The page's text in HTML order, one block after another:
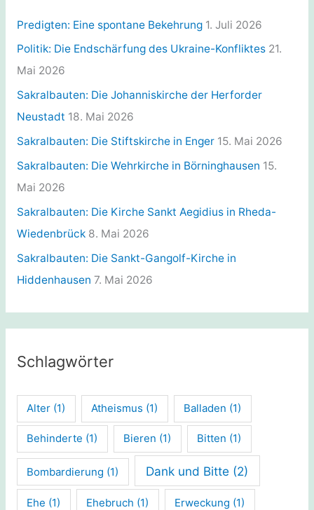
r
i
e
n
Predigten: Eine spontane Bekehrung 1. Juli 2026
Politik: Die Endschärfung des Ukraine-Konfliktes 21.
Mai 2026
Sakralbauten: Die Johanniskirche der Herforder
Neustadt 18. Mai 2026
Sakralbauten: Die Stiftskirche in Enger 15. Mai 2026
Sakralbauten: Die Wehrkirche in Börninghausen 15.
Mai 2026
Sakralbauten: Die Kirche Sankt Aegidius in Rheda-
Wiedenbrück 8. Mai 2026
Sakralbauten: Die Sankt-Gangolf-Kirche in
Hiddenhausen 7. Mai 2026
Schlagwörter
Alter (1) Atheismus (1) Balladen (1)
Behinderte (1) Bieren (1) Bitten (1)
Bombardierung (1) Dank und Bitte (2)
Ehe (1) Ehebruch (1) Erweckung (1)